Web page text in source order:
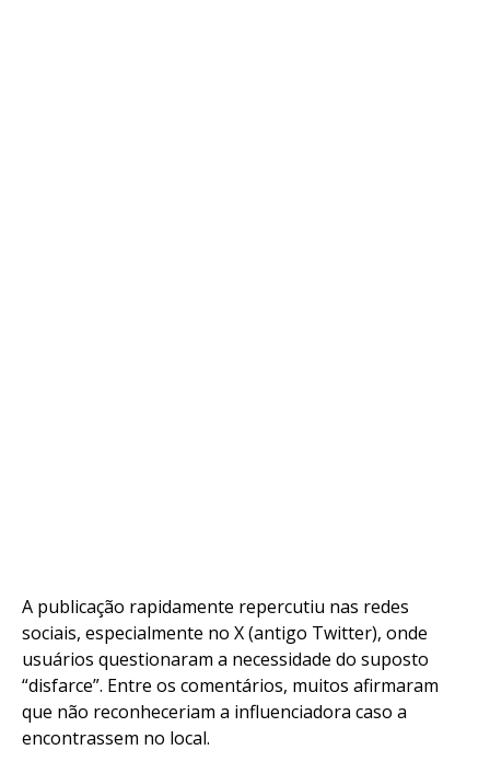
A publicação rapidamente repercutiu nas redes
sociais, especialmente no X (antigo Twitter), onde
usuários questionaram a necessidade do suposto
“disfarce”. Entre os comentários, muitos afirmaram
que não reconheceriam a influenciadora caso a
encontrassem no local.